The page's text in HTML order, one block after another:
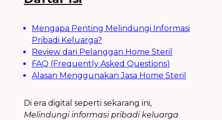
Mengapa Penting Melindungi Informasi
Pribadi Keluarga?
Review dari Pelanggan Home Steril
FAQ (Frequently Asked Questions)
Alasan Menggunakan Jasa Home Steril
Di era digital seperti sekarang ini,
Melindungi informasi pribadi keluarga